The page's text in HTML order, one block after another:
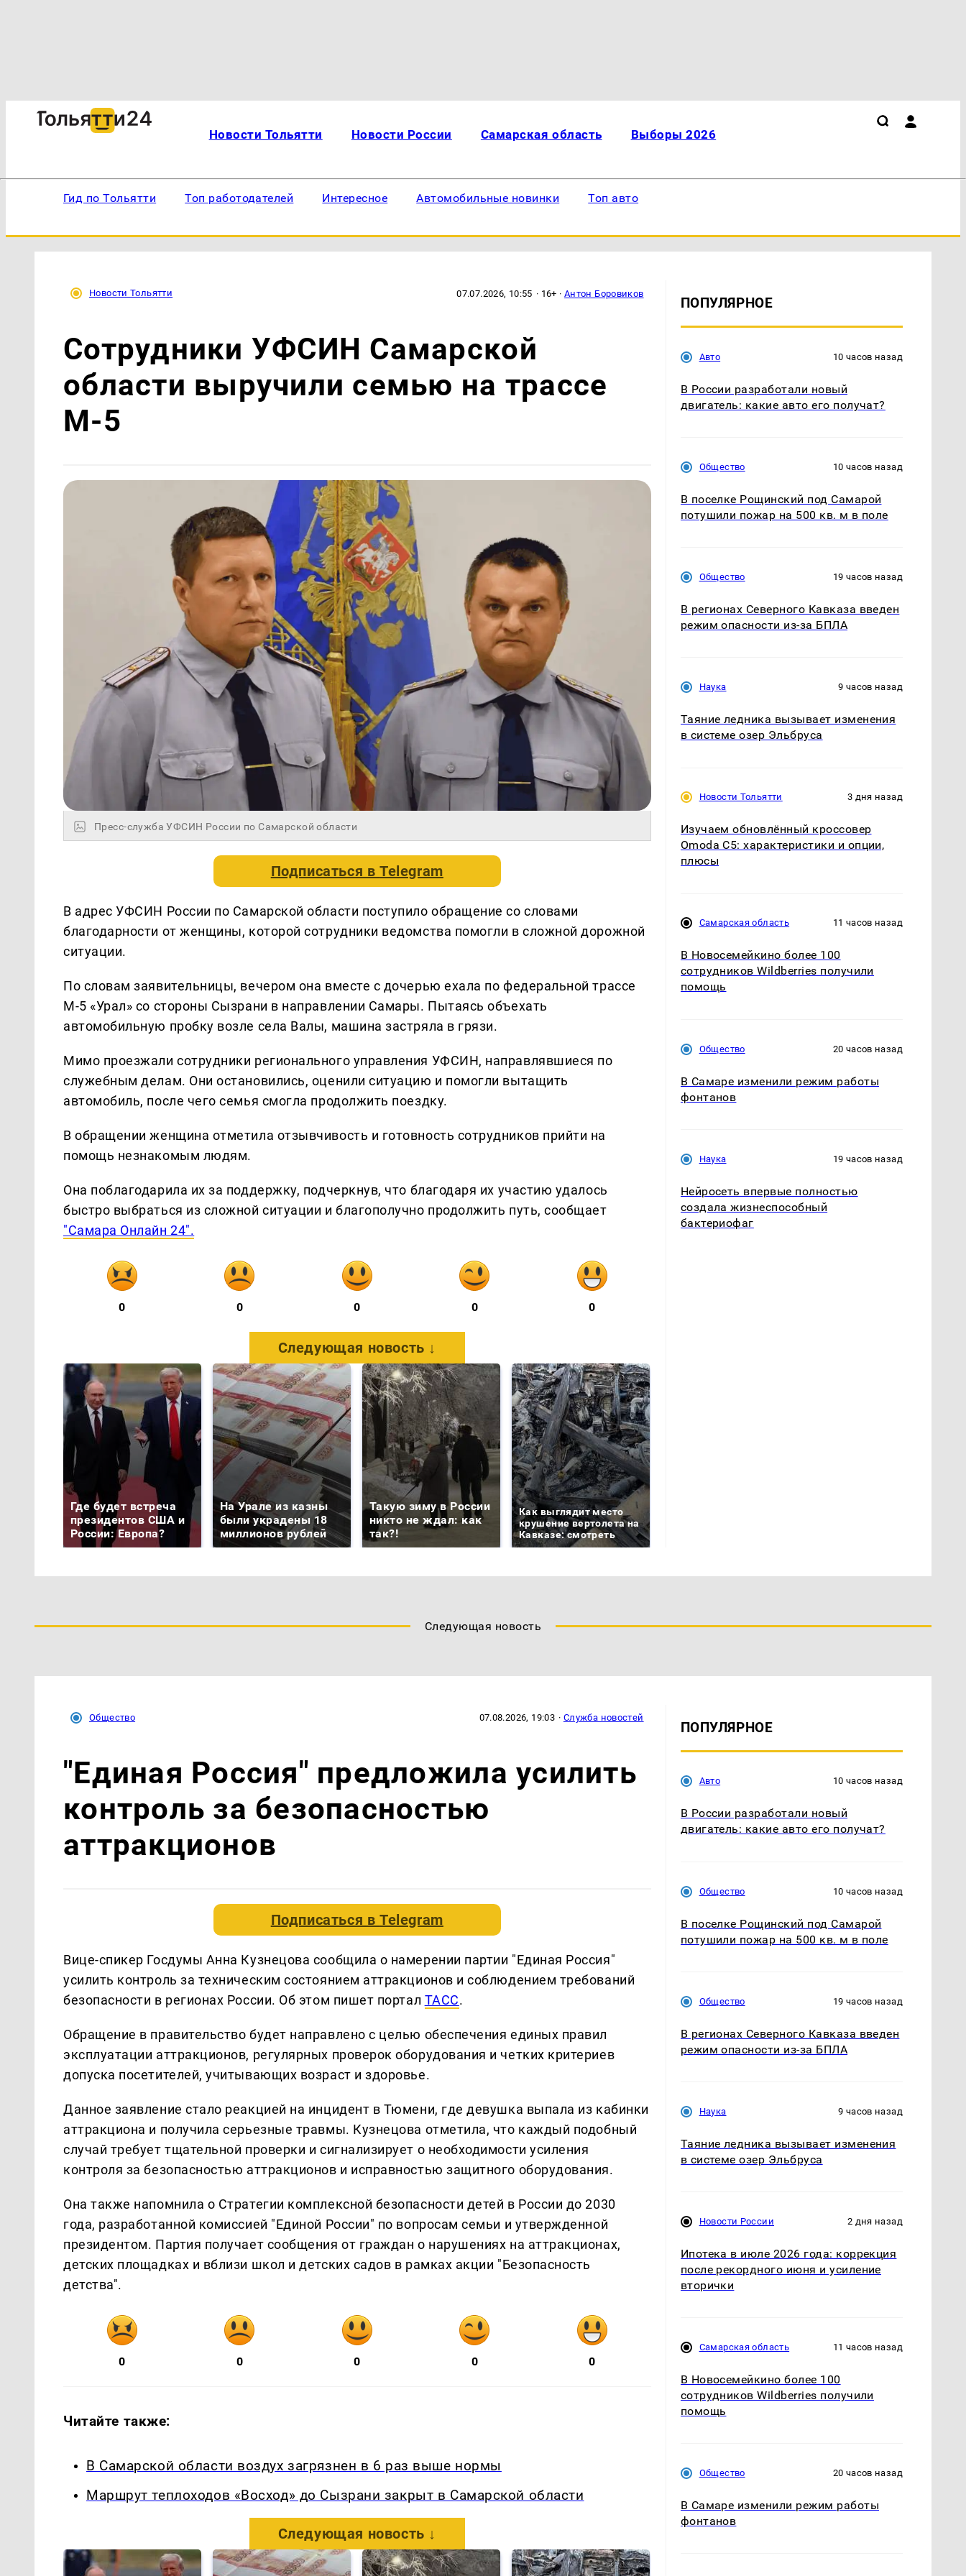
Новости Тольятти Новости России Самарская область Выборы 2026
Гид по Тольятти Топ работодателей Интересное Автомобильные новинки Топ авто
Новости Тольятти 07.07.2026, 10:55 · 16+ · Антон Боровиков
Сотрудники УФСИН Самарской
области выручили семью на трассе
М-5
Пресс-служба УФСИН России по Самарской области
Подписаться вTelegram
В адрес УФСИН России по Самарской области поступило обращение со словами
благодарности от женщины, которой сотрудники ведомства помогли в сложной дорожной
ситуации.
По словам заявительницы, вечером она вместе с дочерью ехала по федеральной трассе
М-5 «Урал» со стороны Сызрани в направлении Самары. Пытаясь объехать
автомобильную пробку возле села Валы, машина застряла в грязи.
Мимо проезжали сотрудники регионального управления УФСИН, направлявшиеся по
служебным делам. Они остановились, оценили ситуацию и помогли вытащить
автомобиль, после чего семья смогла продолжить поездку.
В обращении женщина отметила отзывчивость и готовность сотрудников прийти на
помощь незнакомым людям.
Она поблагодарила их за поддержку, подчеркнув, что благодаря их участию удалось
быстро выбраться из сложной ситуации и благополучно продолжить путь, сообщает
"Самара Онлайн 24".
0 0 0 0 0
Следующая новость ↓
Где будет встреча
президентов США и
России: Европа?
На Урале из казны
были украдены 18
миллионов рублей
Такую зиму в России
никто не ждал: как
так?!
Как выглядит место
крушение вертолета на
Кавказе: смотреть
ПОПУЛЯРНОЕ
Авто 10 часов назад
В России разработали новый
двигатель: какие авто его получат?
Общество 10 часов назад
В поселке Рощинский под Самарой
потушили пожар на 500 кв. м в поле
Общество 19 часов назад
В регионах Северного Кавказа введен
режим опасности из-за БПЛА
Наука 9 часов назад
Таяние ледника вызывает изменения
в системе озер Эльбруса
Новости Тольятти 3 дня назад
Изучаем обновлённый кроссовер
Omoda C5: характеристики и опции,
плюсы
Самарская область 11 часов назад
В Новосемейкино более 100
сотрудников Wildberries получили
помощь
Общество 20 часов назад
В Самаре изменили режим работы
фонтанов
Наука 19 часов назад
Нейросеть впервые полностью
создала жизнеспособный
бактериофаг
Следующая новость
Общество 07.08.2026, 19:03 · Служба новостей
"Единая Россия" предложила усилить
контроль за безопасностью
аттракционов
Подписаться вTelegram
Вице-спикер Госдумы Анна Кузнецова сообщила о намерении партии "Единая Россия"
усилить контроль за техническим состоянием аттракционов и соблюдением требований
безопасности в регионах России. Об этом пишет портал ТАСС.
Обращение в правительство будет направлено с целью обеспечения единых правил
эксплуатации аттракционов, регулярных проверок оборудования и четких критериев
допуска посетителей, учитывающих возраст и здоровье.
Данное заявление стало реакцией на инцидент в Тюмени, где девушка выпала из кабинки
аттракциона и получила серьезные травмы. Кузнецова отметила, что каждый подобный
случай требует тщательной проверки и сигнализирует о необходимости усиления
контроля за безопасностью аттракционов и исправностью защитного оборудования.
Она также напомнила о Стратегии комплексной безопасности детей в России до 2030
года, разработанной комиссией "Единой России" по вопросам семьи и утвержденной
президентом. Партия получает сообщения от граждан о нарушениях на аттракционах,
детских площадках и вблизи школ и детских садов в рамках акции "Безопасность
детства".
0 0 0 0 0
Читайте также:
В Самарской области воздух загрязнен в 6 раз выше нормы
Маршрут теплоходов «Восход» до Сызрани закрыт в Самарской области
Следующая новость ↓
ПОПУЛЯРНОЕ
Авто 10 часов назад
В России разработали новый
двигатель: какие авто его получат?
Общество 10 часов назад
В поселке Рощинский под Самарой
потушили пожар на 500 кв. м в поле
Общество 19 часов назад
В регионах Северного Кавказа введен
режим опасности из-за БПЛА
Наука 9 часов назад
Таяние ледника вызывает изменения
в системе озер Эльбруса
Новости России 2 дня назад
Ипотека в июле 2026 года: коррекция
после рекордного июня и усиление
вторички
Самарская область 11 часов назад
В Новосемейкино более 100
сотрудников Wildberries получили
помощь
Общество 20 часов назад
В Самаре изменили режим работы
фонтанов